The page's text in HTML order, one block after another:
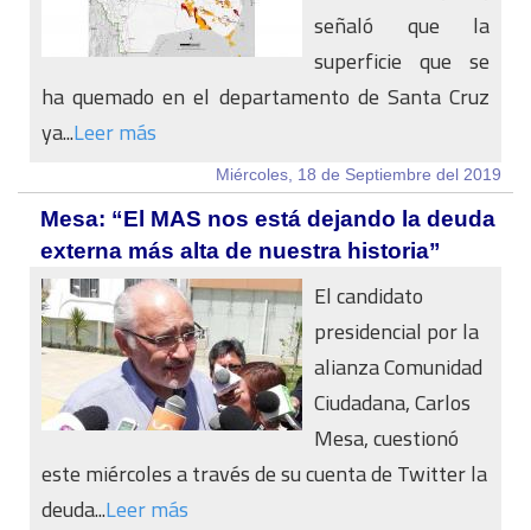
señaló que la
superficie que se
ha quemado en el departamento de Santa Cruz
ya...Leer más
Miércoles, 18 de Septiembre del 2019
Mesa: “El MAS nos está dejando la deuda
externa más alta de nuestra historia”
El candidato
presidencial por la
alianza Comunidad
Ciudadana, Carlos
Mesa, cuestionó
este miércoles a través de su cuenta de Twitter la
deuda...Leer más